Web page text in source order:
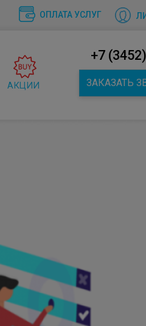
ОПЛАТА УСЛУГ
+7
ЗАКАЗАТЬ
АКЦИИ